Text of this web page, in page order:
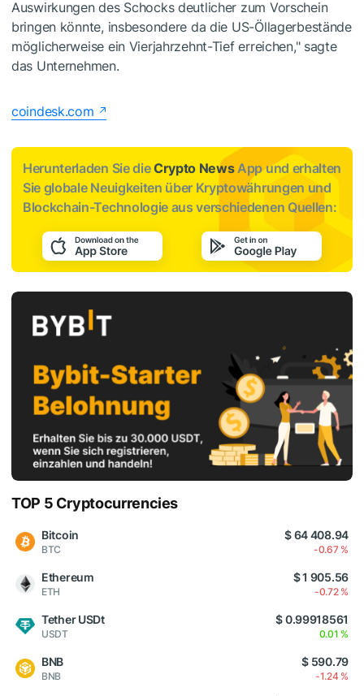
Auswirkungen des Schocks deutlicher zum Vorschein
bringen könnte, insbesondere da die US-Öllagerbestände
möglicherweise ein Vierjahrzehnt-Tief erreichen," sagte
das Unternehmen.
coindesk.com
Herunterladen Sie dieCrypto NewsApp und erhalten
Sie globale Neuigkeiten über Kryptowährungen und
Blockchain-Technologie aus verschiedenen Quellen:
TOP 5 Cryptocurrencies
Bitcoin
BTC
$ 64 408.94
-0.67 %
Ethereum
ETH
$ 1 905.56
-0.72 %
Tether USDt
USDT
$ 0.99918561
0.01 %
BNB
BNB
$ 590.79
-1.24 %